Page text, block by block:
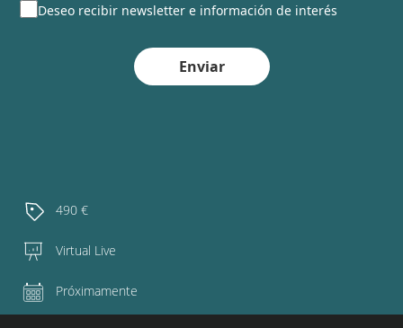
Deseo recibir newsletter e información de interés
Enviar
490 €
Virtual Live
Próximamente